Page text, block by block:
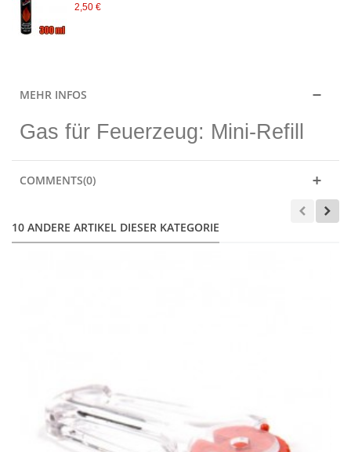
2,50 €
MEHR INFOS
Gas für Feuerzeug: Mini-Refill
COMMENTS(0)
10 ANDERE ARTIKEL DIESER KATEGORIE